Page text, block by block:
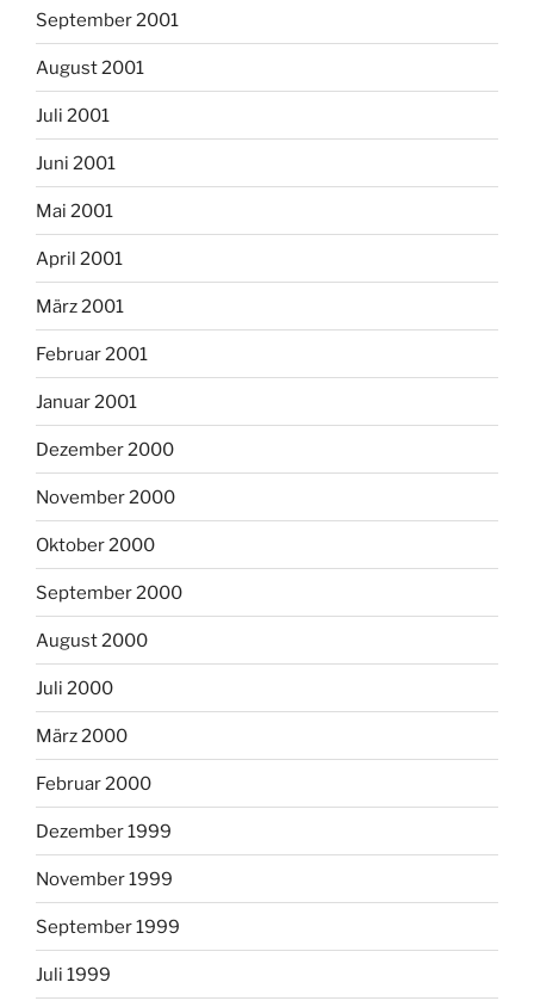
September 2001
August 2001
Juli 2001
Juni 2001
Mai 2001
April 2001
März 2001
Februar 2001
Januar 2001
Dezember 2000
November 2000
Oktober 2000
September 2000
August 2000
Juli 2000
März 2000
Februar 2000
Dezember 1999
November 1999
September 1999
Juli 1999